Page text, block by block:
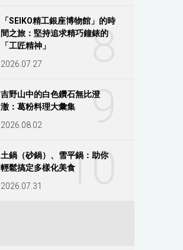
8
「SEIKO精工銀座博物館」的時
間之旅：堅持追求精巧鐘錶的
「工匠精神」
2026.07.27
9
吉野山中的白色鑽石無比澄
澈：葛粉料理大彙集
2026.08.02
10
土鍋（砂鍋）、雪平鍋：助你
輕鬆搞定多樣化美食
2026.07.31